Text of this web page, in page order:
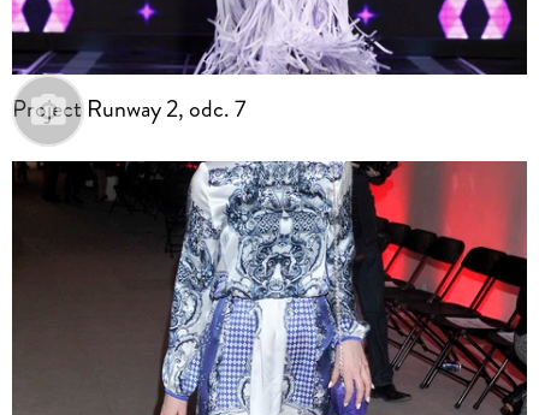
Project Runway 2, odc. 7